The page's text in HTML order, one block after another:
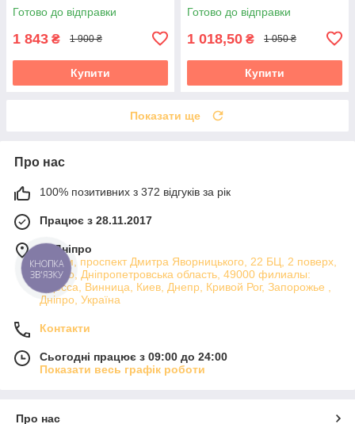
Готово до відправки
1 843 ₴ 1 900 ₴
Купити
Готово до відправки
1 018,50 ₴ 1 050 ₴
Купити
Показати ще
Про нас
100% позитивних з 372 відгуків за рік
Працює з 28.11.2017
м. Дніпро
Атріум, проспект Дмитра Яворницького, 22 БЦ, 2 поверх,
Дніпро, Дніпропетровська область, 49000 филиалы:
Одесса, Винница, Киев, Днепр, Кривой Рог, Запорожье ,
Дніпро, Україна
Контакти
Сьогодні працює з 09:00 до 24:00
Показати весь графік роботи
Про нас
КНОПКА
ЗВ'ЯЗКУ